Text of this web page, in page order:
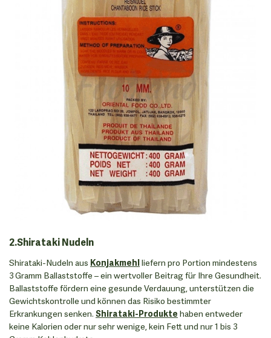
2.Shirataki Nudeln
Shirataki-Nudeln aus Konjakmehlliefern pro Portion mindestens
3 Gramm Ballaststoffe – ein wertvoller Beitrag für Ihre Gesundheit.
Ballaststoffe fördern eine gesunde Verdauung, unterstützen die
Gewichtskontrolle und können das Risiko bestimmter
Erkrankungen senken. Shirataki-Produkte haben entweder
keine Kalorien oder nur sehr wenige, kein Fett und nur 1 bis 3